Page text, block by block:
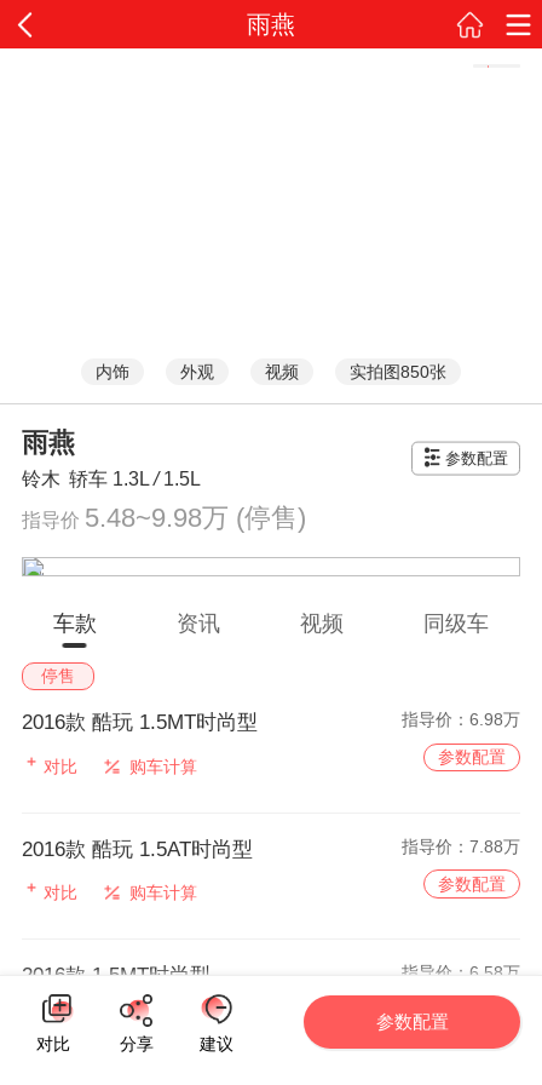
雨燕
内饰 外观 视频 实拍图850张
雨燕
铃木 轿车 1.3L/1.5L
参数配置
指导价 5.48~9.98万 (停售)
车款 资讯 视频 同级车
停售
2016款 酷玩 1.5MT时尚型 指导价：6.98万
对比 购车计算 参数配置
2016款 酷玩 1.5AT时尚型 指导价：7.88万
对比 购车计算 参数配置
2016款 1.5MT时尚型 指导价：6.58万
对比 购车计算
参数配置
对比
分享 建议
参数配置